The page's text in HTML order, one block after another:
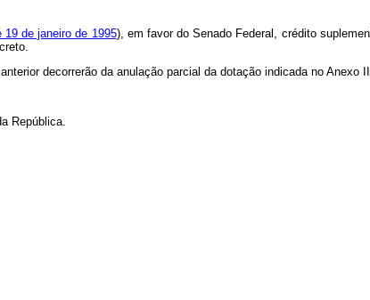
19 de janeiro de 1995), em favor do Senado Federal, crédito
decorrerão da anulação parcial da dotação indicada no Anexo
República.